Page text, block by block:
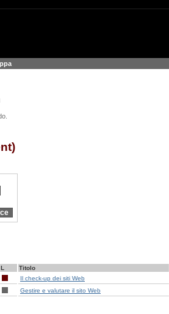
L Titolo
Il check-up dei siti Web
Gestire e valutare il sito Web